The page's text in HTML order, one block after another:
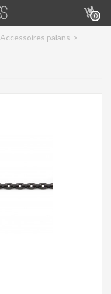
0
Accessoires palans >